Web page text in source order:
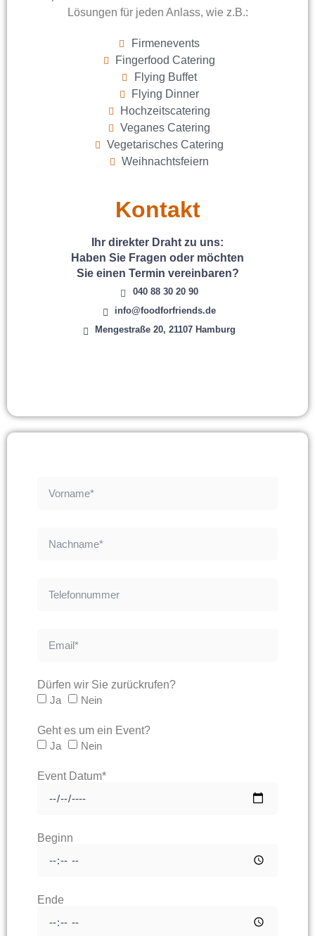
Lösungen für jeden Anlass, wie z.B.:
Firmenevents
Fingerfood Catering
Flying Buffet
Flying Dinner
Hochzeitscatering
Veganes Catering
Vegetarisches Catering
Weihnachtsfeiern
Kontakt
Ihr direkter Draht zu uns:
Haben Sie Fragen oder möchten
Sie einen Termin vereinbaren?
040 88 30 20 90
info@foodforfriends.de
Mengestraße 20, 21107 Hamburg
Dürfen wir Sie zurückrufen?
Ja
Nein
Geht es um ein Event?
Ja
Nein
Event Datum*
Beginn
Ende